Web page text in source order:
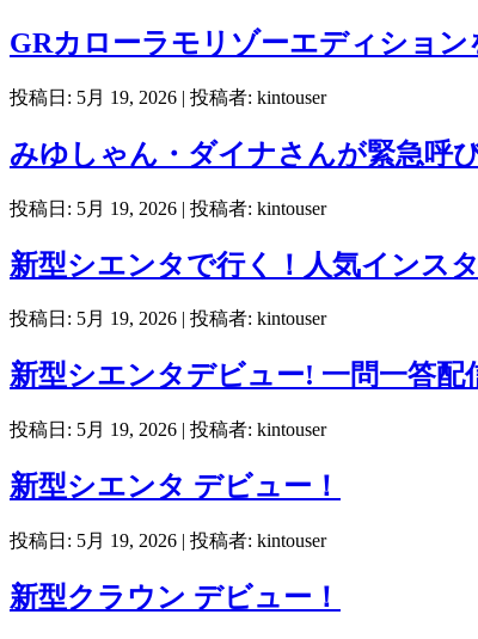
GRカローラモリゾーエディション
投稿日: 5月 19, 2026 | 投稿者: kintouser
みゆしゃん・ダイナさんが緊急呼び
投稿日: 5月 19, 2026 | 投稿者: kintouser
新型シエンタで行く！人気インス
投稿日: 5月 19, 2026 | 投稿者: kintouser
新型シエンタデビュー! 一問一答配
投稿日: 5月 19, 2026 | 投稿者: kintouser
新型シエンタ デビュー！
投稿日: 5月 19, 2026 | 投稿者: kintouser
新型クラウン デビュー！